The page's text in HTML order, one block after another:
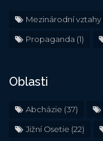
Mezinárodní vztahy
Propaganda (1)
Oblasti
Abcházie (37)
Jižní Osetie (22)